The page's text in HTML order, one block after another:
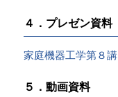
４．プレゼン資料
家庭機器工学第８講
５．動画資料